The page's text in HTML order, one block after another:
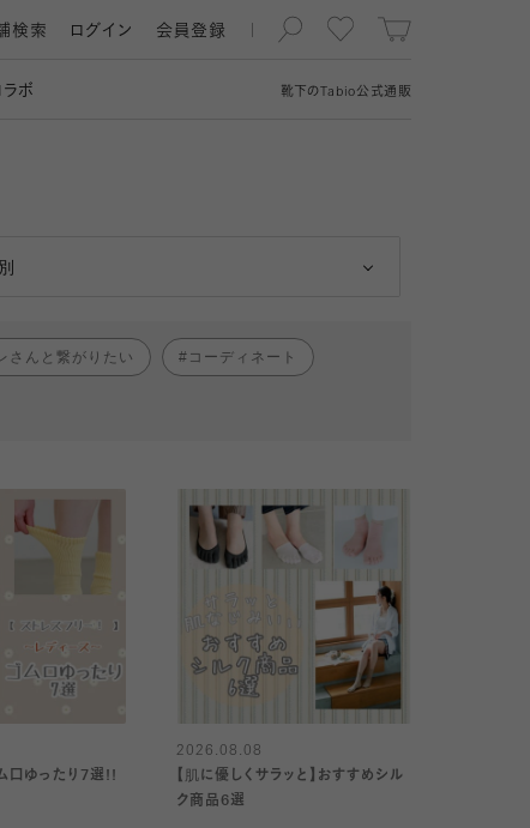
靴下の Tabio公式通販
検索 ログイン 会員登録
ラボ
さんと繋がりたい コーディネート
ム口ゆったり7選!!
2026.08.08
【肌に優しくサラッと】おすすめシル
ク商品6選